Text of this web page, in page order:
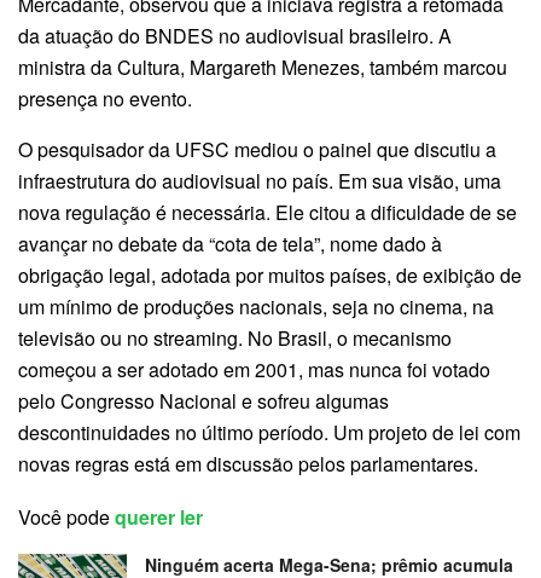
da atuação do BNDES no audiovisual brasileiro. A
ministra da Cultura, Margareth Menezes, também marcou
presença no evento.
O pesquisador da UFSC mediou o painel que discutiu a
infraestrutura do audiovisual no país. Em sua visão, uma
nova regulação é necessária. Ele citou a dificuldade de se
avançar no debate da “cota de tela”, nome dado à
obrigação legal, adotada por muitos países, de exibição de
um mínimo de produções nacionais, seja no cinema, na
televisão ou no streaming. No Brasil, o mecanismo
começou a ser adotado em 2001, mas nunca foi votado
pelo Congresso Nacional e sofreu algumas
descontinuidades no último período. Um projeto de lei com
novas regras está em discussão pelos parlamentares.
Você podequerer ler
Ninguém acerta Mega-Sena; prêmio acumula